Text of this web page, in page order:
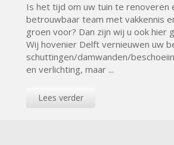
Is het tijd om uw tuin te renoveren
betrouwbaar team met vakkennis
groen voor? Dan zijn wij u ook hier
Wij hovenier Delft vernieuwen uw
schuttingen/damwanden/
en verlichting, maar ...
Lees verder